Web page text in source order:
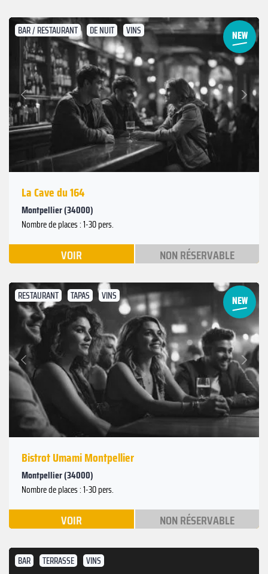
BAR / RESTAURANT DE NUIT VINS
Précédent
Suivant
La Cave du 164
Montpellier (34000)
Nombre de places : 1-30 pers.
VOIR NON RÉSERVABLE
RESTAURANT TAPAS VINS
Précédent
Suivant
Bistrot Umami Montpellier
Montpellier (34000)
Nombre de places : 1-30 pers.
VOIR NON RÉSERVABLE
BAR TERRASSE VINS